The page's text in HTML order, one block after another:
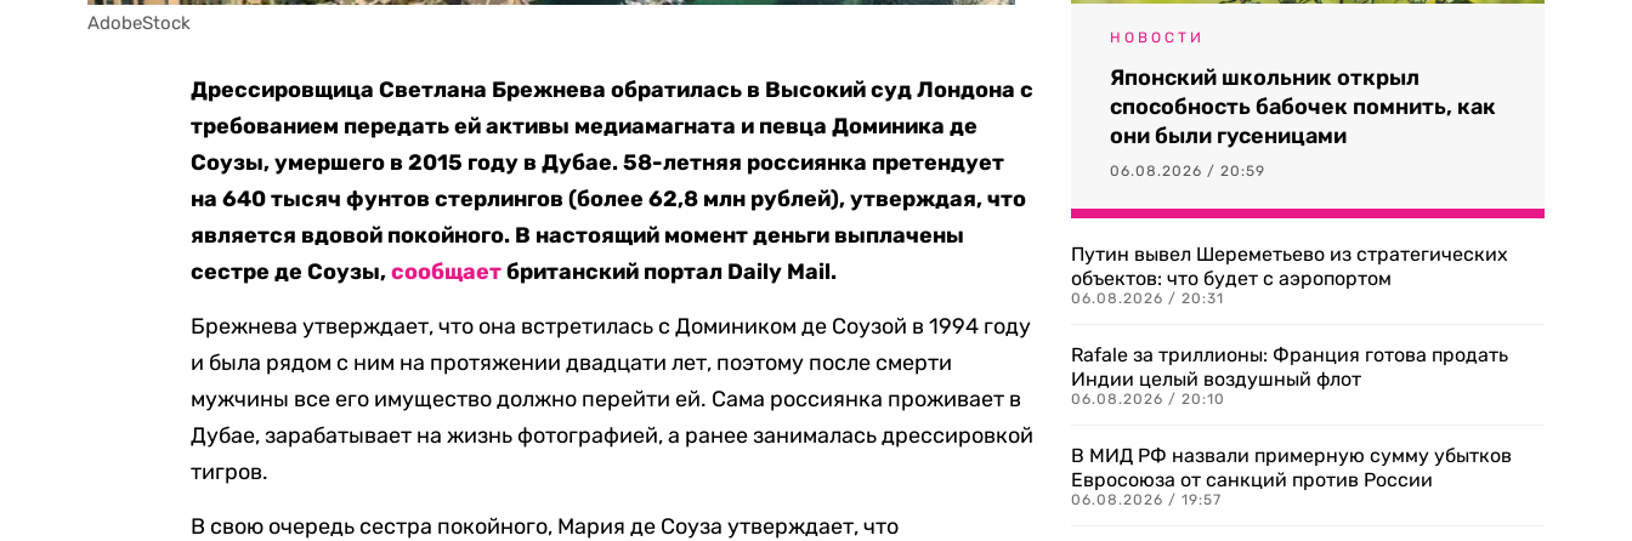
AdobeStock
Дрессировщица Светлана Брежнева обратилась в Высокий суд Лондона с
требованием передать ей активы медиамагната и певца Доминика де
Соузы, умершего в 2015 году в Дубае. 58-летняя россиянка претендует
на 640 тысяч фунтов стерлингов (более 62,8 млн рублей), утверждая, что
является вдовой покойного. В настоящий момент деньги выплачены
сестре де Соузы,сообщаетбританский портал Daily Mail.
Брежнева утверждает, что она встретилась с Домиником де Соузой в 1994 году
и была рядом с ним на протяжении двадцати лет, поэтому после смерти
мужчины все его имущество должно перейти ей. Сама россиянка проживает в
Дубае, зарабатывает на жизнь фотографией, а ранее занималась дрессировкой
тигров.
В свою очередь сестра покойного, Мария де Соуза утверждает, что
НОВОСТИ
Японский школьник открыл
способность бабочек помнить, как
они были гусеницами
06.08.2026 / 20:59
Путин вывел Шереметьево из стратегических
объектов: что будет с аэропортом
06.08.2026 / 20:31
Rafale за триллионы: Франция готова продать
Индии целый воздушный флот
06.08.2026 / 20:10
В МИД РФ назвали примерную сумму убытков
Евросоюза от санкций против России
06.08.2026 / 19:57